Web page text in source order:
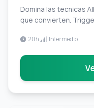
Domina las tecnicas
que convierten.
99.8% de valoraciones
20h Intermedio